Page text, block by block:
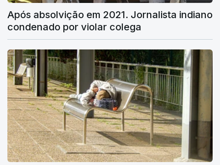
Após absolvição em 2021. Jornalista indiano
condenado por violar colega